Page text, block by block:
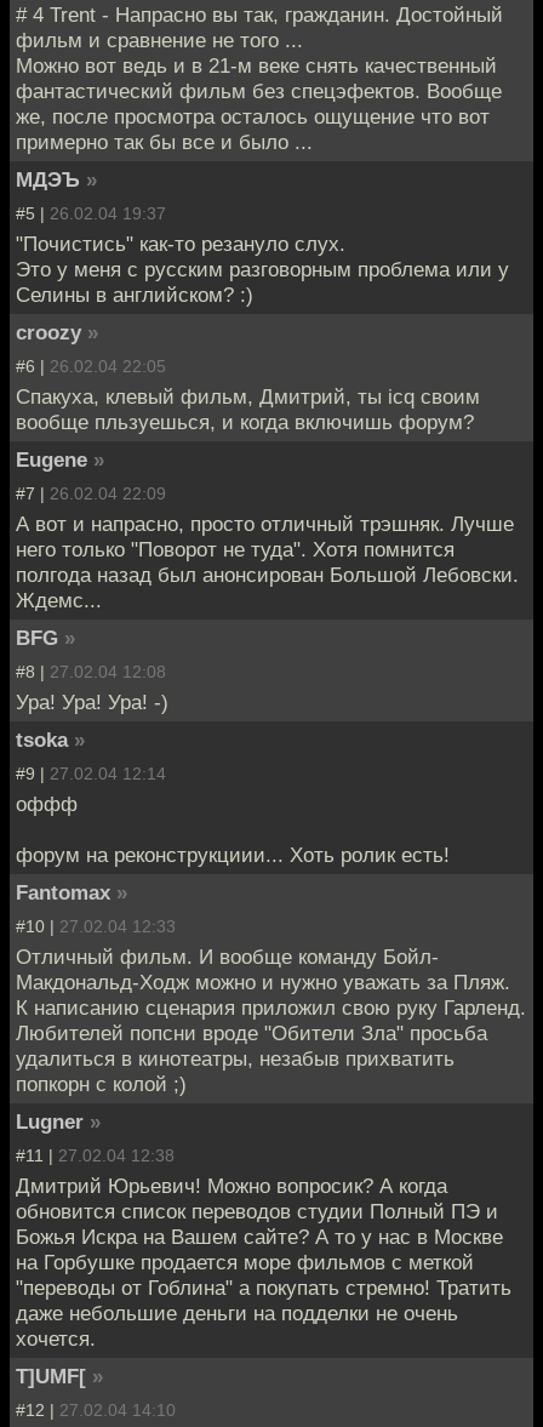
# 4 Trent - Напрасно вы так, гражданин. Достойный
фильм и сравнение не того ...
Можно вот ведь и в 21-м веке снять качественный
фантастический фильм без спецэфектов. Вообще
же, после просмотра осталось ощущение что вот
примерно так бы все и было ...
МДЭЪ »
#5 | 26.02.04 19:37
"Почистись" как-то резануло слух.
Это у меня с русским разговорным проблема или у
Селины в английском? :)
croozy »
#6 | 26.02.04 22:05
Спакуха, клевый фильм, Дмитрий, ты icq своим
вообще пльзуешься, и когда включишь форум?
Eugene »
#7 | 26.02.04 22:09
А вот и напрасно, просто отличный трэшняк. Лучше
него только "Поворот не туда". Хотя помнится
полгода назад был анонсирован Большой Лебовски.
Ждемс...
BFG »
#8 | 27.02.04 12:08
Ура! Ура! Ура! -)
tsoka »
#9 | 27.02.04 12:14
оффф
форум на реконструкциии... Хоть ролик есть!
Fantomax »
#10 | 27.02.04 12:33
Отличный фильм. И вообще команду Бойл-
Макдональд-Ходж можно и нужно уважать за Пляж.
К написанию сценария приложил свою руку Гарленд.
Любителей попсни вроде "Обители Зла" просьба
удалиться в кинотеатры, незабыв прихватить
попкорн с колой ;)
Lugner »
#11 | 27.02.04 12:38
Дмитрий Юрьевич! Можно вопросик? А когда
обновится список переводов студии Полный ПЭ и
Божья Искра на Вашем сайте? А то у нас в Москве
на Горбушке продается море фильмов с меткой
"переводы от Гоблина" а покупать стремно! Тратить
даже небольшие деньги на подделки не очень
хочется.
T]UMF[ »
#12 | 27.02.04 14:10